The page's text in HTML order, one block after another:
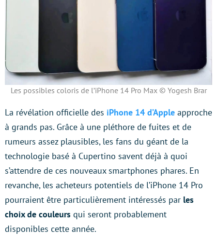
Les possibles coloris de l’iPhone 14 Pro Max © Yogesh Brar
La révélation officielle des iPhone 14 d’Apple approche
à grands pas. Grâce à une pléthore de fuites et de
rumeurs assez plausibles, les fans du géant de la
technologie basé à Cupertino savent déjà à quoi
s’attendre de ces nouveaux smartphones phares. En
revanche, les acheteurs potentiels de l’iPhone 14 Pro
pourraient être particulièrement intéressés par les
choix de couleurs qui seront probablement
disponibles cette année.